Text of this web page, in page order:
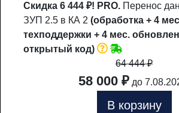
Скидка 6 444 ₽! PRO. Перенос
ЗУП 2.5 в КА 2 (обработка + 4
техподдержки + 4 мес.
открытый код)
64 444₽
58 000 ₽ до
В корзину